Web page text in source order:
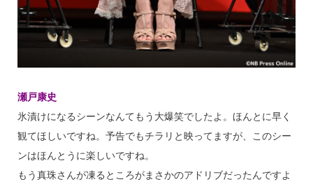
瀬戸康史
氷漬けになるシーンなんてもう大爆笑でしたよ。ほんとに早く
観てほしいですね。予告でもチラリと映ってますが、このシー
ンはほんとうに楽しいですね。
もう真珠さんが凍るところがまさかのアドリブだったんですよ